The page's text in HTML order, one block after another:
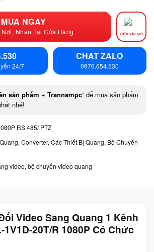
MUA NGAY
Nơi, Nhận Tại Cửa Hàng THÊM VÀO GIỎ
24/7
CHAT ZALO
0976.654.530
sản phẩm + Trannampc” để mua sản phẩm
nhé!
RS 485/ PTZ
Converter, Các Thiết Bị Quang, Bộ Chuyển
video, bộ chuyển video quang
Video Sang Quang 1 Kênh
20T/R 1080P Có Chức